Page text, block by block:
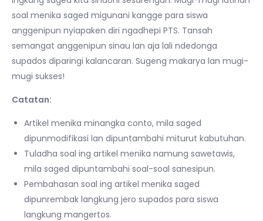
soal menika saged migunani kangge para siswa
anggenipun nyiapaken diri ngadhepi PTS. Tansah
semangat anggenipun sinau lan aja lali ndedonga
supados diparingi kalancaran. Sugeng makarya lan mugi-
mugi sukses!
Catatan:
Artikel menika minangka conto, mila saged
dipunmodifikasi lan dipuntambahi miturut kabutuhan.
Tuladha soal ing artikel menika namung sawetawis,
mila saged dipuntambahi soal-soal sanesipun.
Pembahasan soal ing artikel menika saged
dipunrembak langkung jero supados para siswa
langkung mangertos.